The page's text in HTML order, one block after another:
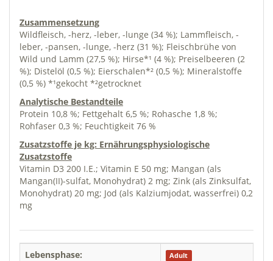
Zusammensetzung
Wildfleisch, -herz, -leber, -lunge (34 %); Lammfleisch, -
leber, -pansen, -lunge, -herz (31 %); Fleischbrühe von
Wild und Lamm (27,5 %); Hirse*¹ (4 %); Preiselbeeren (2
%); Distelöl (0,5 %); Eierschalen*² (0,5 %); Mineralstoffe
(0,5 %) *¹gekocht *²getrocknet
Analytische Bestandteile
Protein 10,8 %; Fettgehalt 6,5 %; Rohasche 1,8 %;
Rohfaser 0,3 %; Feuchtigkeit 76 %
Zusatzstoffe je kg: Ernährungsphysiologische
Zusatzstoffe
Vitamin D3 200 I.E.; Vitamin E 50 mg; Mangan (als
Mangan(II)-sulfat, Monohydrat) 2 mg; Zink (als Zinksulfat,
Monohydrat) 20 mg; Jod (als Kalziumjodat, wasserfrei) 0,2
mg
Lebensphase: Adult